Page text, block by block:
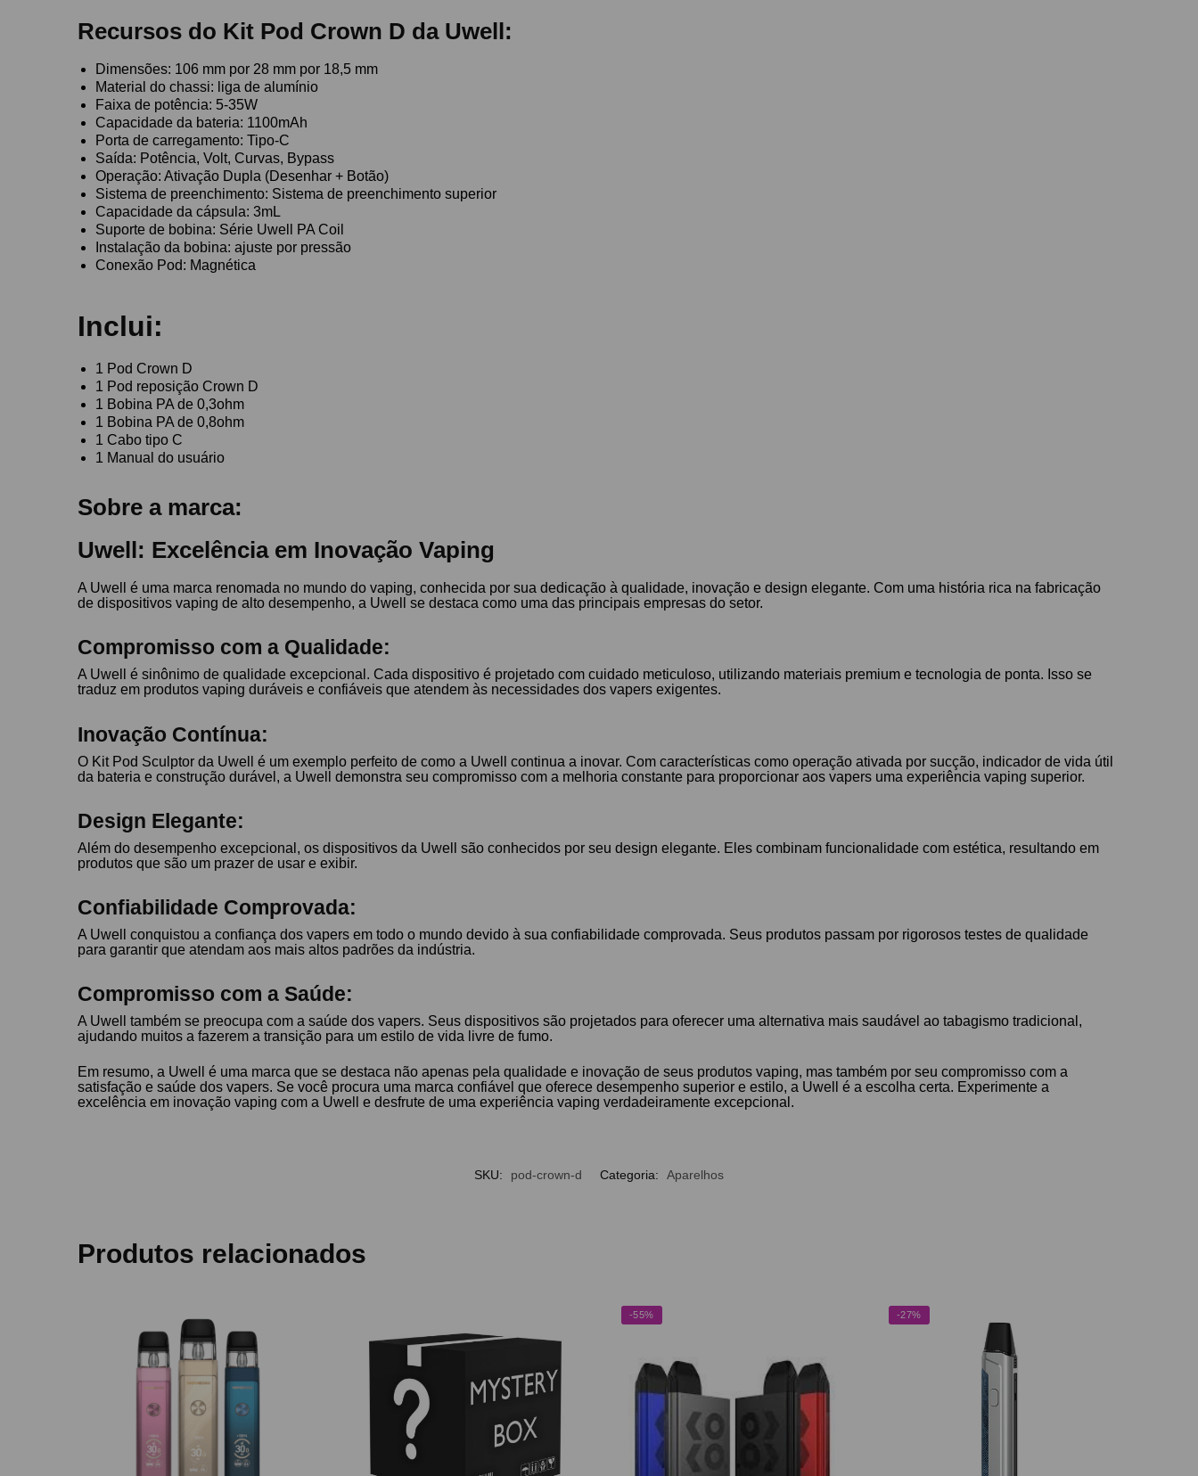
Recursos do Kit Pod Crown D da Uwell:
Dimensões: 106 mm por 28 mm por 18,5 mm
Material do chassi: liga de alumínio
Faixa de potência: 5-35W
Capacidade da bateria: 1100mAh
Porta de carregamento: Tipo-C
Saída: Potência, Volt, Curvas, Bypass
Operação: Ativação Dupla (Desenhar + Botão)
Sistema de preenchimento: Sistema de preenchimento superior
Capacidade da cápsula: 3mL
Suporte de bobina: Série Uwell PA Coil
Instalação da bobina: ajuste por pressão
Conexão Pod: Magnética
Inclui:
1 Pod Crown D
1 Pod reposição Crown D
1 Bobina PA de 0,3ohm
1 Bobina PA de 0,8ohm
1 Cabo tipo C
1 Manual do usuário
Sobre a marca:
Uwell: Excelência em Inovação Vaping
A Uwell é uma marca renomada no mundo do vaping, conhecida por sua dedicação à qualidade, inovação e design elegante. Com uma história rica na fabricação
de dispositivos vaping de alto desempenho, a Uwell se destaca como uma das principais empresas do setor.
Compromisso com a Qualidade:
A Uwell é sinônimo de qualidade excepcional. Cada dispositivo é projetado com cuidado meticuloso, utilizando materiais premium e tecnologia de ponta. Isso se
traduz em produtos vaping duráveis e confiáveis que atendem às necessidades dos vapers exigentes.
Inovação Contínua:
O Kit Pod Sculptor da Uwell é um exemplo perfeito de como a Uwell continua a inovar. Com características como operação ativada por sucção, indicador de vida útil
da bateria e construção durável, a Uwell demonstra seu compromisso com a melhoria constante para proporcionar aos vapers uma experiência vaping superior.
Design Elegante:
Além do desempenho excepcional, os dispositivos da Uwell são conhecidos por seu design elegante. Eles combinam funcionalidade com estética, resultando em
produtos que são um prazer de usar e exibir.
Confiabilidade Comprovada:
A Uwell conquistou a confiança dos vapers em todo o mundo devido à sua confiabilidade comprovada. Seus produtos passam por rigorosos testes de qualidade
para garantir que atendam aos mais altos padrões da indústria.
Compromisso com a Saúde:
A Uwell também se preocupa com a saúde dos vapers. Seus dispositivos são projetados para oferecer uma alternativa mais saudável ao tabagismo tradicional,
ajudando muitos a fazerem a transição para um estilo de vida livre de fumo.
Em resumo, a Uwell é uma marca que se destaca não apenas pela qualidade e inovação de seus produtos vaping, mas também por seu compromisso com a
satisfação e saúde dos vapers. Se você procura uma marca confiável que oferece desempenho superior e estilo, a Uwell é a escolha certa. Experimente a
excelência em inovação vaping com a Uwell e desfrute de uma experiência vaping verdadeiramente excepcional.
SKU: pod-crown-d Categoria: Aparelhos
Produtos relacionados
-55% -27%